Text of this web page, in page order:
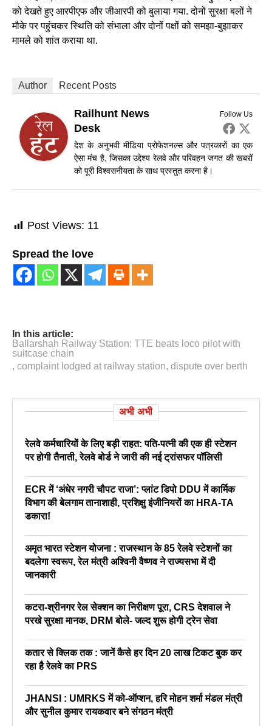
को देखते हुए आरपीएफ और जीआरपी को बुलाया गया. दोनों सुरक्षा बलों ने
मौके पर पहुंचकर स्थिति को संभाला और दोनों पक्षों को समझा-बुझाकर
मामले को शांत कराया था.
Author Recent Posts
Follow Us
Railhunt News
Desk
देश के अनुभवी मीडिया प्रोफेशनल्स और पत्रकारों का एक
ऐसा मंच है, जिसका उद्देश्य रेलवे और परिवहन जगत की खबरों
को पूरी विश्वसनीयता के साथ प्रस्तुत करना है।
Post Views: 11
Spread the love
In this article:
Ballarshah Railway Station: TTE beats loco pilot with
suitcase chain
, complaint lodged at railway station, dispute over berth
अभी अभी
रेलवे कर्मचारियों के लिए बड़ी राहत: पति-पत्नी की एक ही स्टेशन
पर होगी तैनाती, रेलवे बोर्ड ने जारी की नई ट्रांसफर पॉलिसी
ECR में ‘अंधेर नगरी चौपट राजा’: प्लांट डिपो DDU में कार्मिक
विभाग की बेलगाम तानाशाही, प्रशिक्षु इंजीनियरों का HRA-TA
डकारा!
अमृत भारत स्टेशन योजना : राजस्थान के 85 रेलवे स्टेशनों का
बदलेगा स्वरूप, रेल मंत्री अश्विनी वैष्णव ने राज्यसभा में दी
जानकारी
कटरा-श्रीनगर रेल सेक्शन का निरीक्षण पूरा, CRS देशवाल ने
परखे सुरक्षा मानक, DRM बोले- जल्द शुरू होगी ट्रेन सेवा
कतार से क्लिक तक : जानें कैसे हर दिन 20 लाख टिकट बुक कर
रहा है रेलवे का PRS
JHANSI : UMRKS में को-ऑप्शन, हरि मोहन शर्मा मंडल मंत्री
और सुनील कुमार रायकवार बने संगठन मंत्री